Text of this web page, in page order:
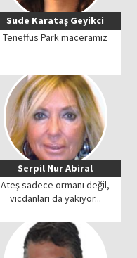
Sude Karataş Geyikci
Teneffüs Park maceramız
Serpil Nur Abiral
Ateş sadece ormanı değil,
vicdanları da yakıyor...